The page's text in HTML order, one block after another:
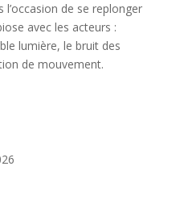
de se replonger
avec les acteurs :
lumière, le bruit des
de mouvement.